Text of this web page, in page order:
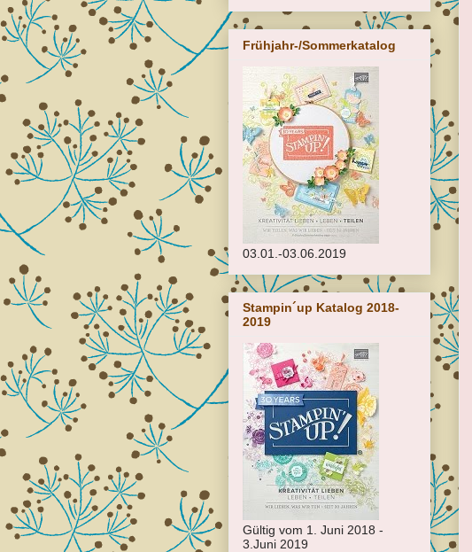
Frühjahr-/Sommerkatalog
03.01.-03.06.2019
Stampin´up Katalog 2018-
2019
Gültig vom 1. Juni 2018 -
3.Juni 2019